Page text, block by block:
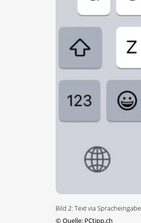
Bild 2: Text via
©Quelle: PCtipp.ch